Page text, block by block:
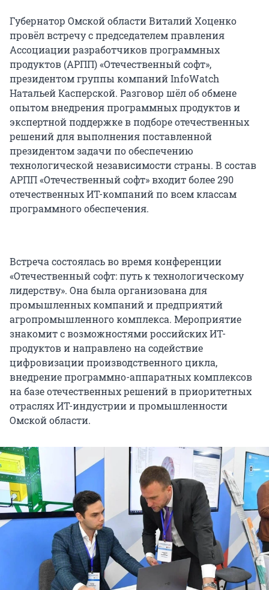
Губернатор Омской области Виталий Хоценко
провёл встречу с председателем правления
Ассоциации разработчиков программных
продуктов (АРПП) «Отечественный софт»,
президентом группы компаний InfoWatch
Натальей Касперской. Разговор шёл об обмене
опытом внедрения программных продуктов и
экспертной поддержке в подборе отечественных
решений для выполнения поставленной
президентом задачи по обеспечению
технологической независимости страны. В состав
АРПП «Отечественный софт» входит более 290
отечественных ИТ-компаний по всем классам
программного обеспечения.
Встреча состоялась во время конференции
«Отечественный софт: путь к технологическому
лидерству». Она была организована для
промышленных компаний и предприятий
агропромышленного комплекса. Мероприятие
знакомит с возможностями российских ИТ-
продуктов и направлено на содействие
цифровизации производственного цикла,
внедрение программно-аппаратных комплексов
на базе отечественных решений в приоритетных
отраслях ИТ-индустрии и промышленности
Омской области.